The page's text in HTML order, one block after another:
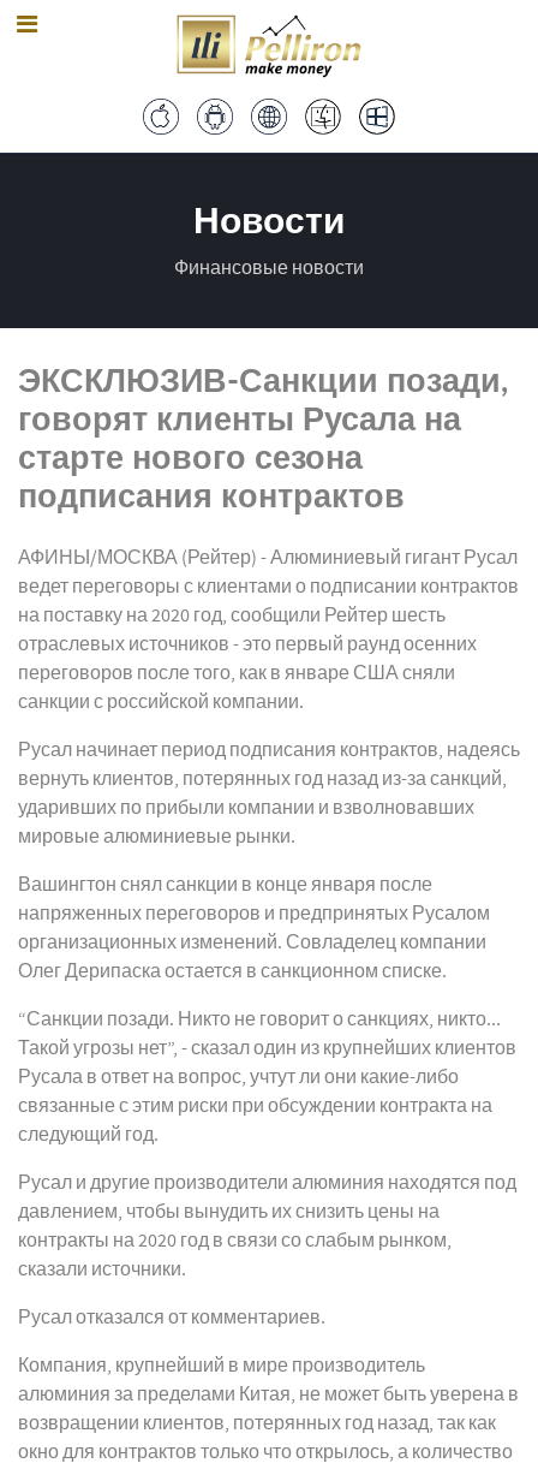
Новости
Финансовые новости
ЭКСКЛЮЗИВ-Санкции позади,
говорят клиенты Русала на
старте нового сезона
подписания контрактов
АФИНЫ/МОСКВА (Рейтер) - Алюминиевый гигант Русал
ведет переговоры с клиентами о подписании контрактов
на поставку на 2020 год, сообщили Рейтер шесть
отраслевых источников - это первый раунд осенних
переговоров после того, как в январе США сняли
санкции с российской компании.
Русал начинает период подписания контрактов, надеясь
вернуть клиентов, потерянных год назад из-за санкций,
ударивших по прибыли компании и взволновавших
мировые алюминиевые рынки.
Вашингтон снял санкции в конце января после
напряженных переговоров и предпринятых Русалом
организационных изменений. Совладелец компании
Олег Дерипаска остается в санкционном списке.
“Санкции позади. Никто не говорит о санкциях, никто...
Такой угрозы нет”, - сказал один из крупнейших клиентов
Русала в ответ на вопрос, учтут ли они какие-либо
связанные с этим риски при обсуждении контракта на
следующий год.
Русал и другие производители алюминия находятся под
давлением, чтобы вынудить их снизить цены на
контракты на 2020 год в связи со слабым рынком,
сказали источники.
Русал отказался от комментариев.
Компания, крупнейший в мире производитель
алюминия за пределами Китая, не может быть уверена в
возвращении клиентов, потерянных год назад, так как
окно для контрактов только что открылось, а количество